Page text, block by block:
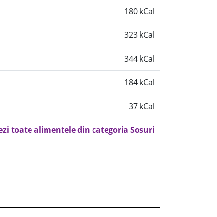
180 kCal
323 kCal
344 kCal
184 kCal
37 kCal
toate alimentele din categoria Sosuri